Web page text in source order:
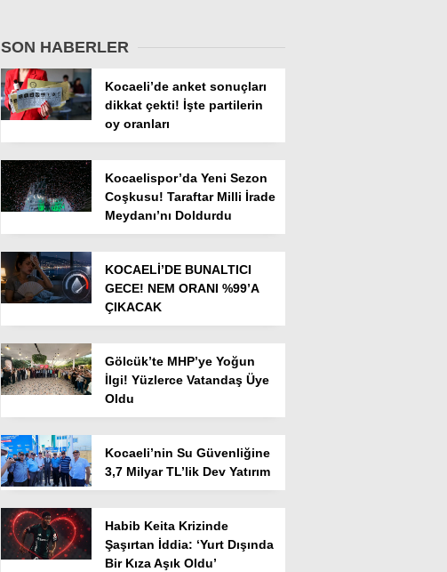
SON HABERLER
Kocaeli’de anket sonuçları
dikkat çekti! İşte partilerin
oy oranları
Kocaelispor’da Yeni Sezon
Coşkusu! Taraftar Milli İrade
Meydanı’nı Doldurdu
KOCAELİ’DE BUNALTICI
GECE! NEM ORANI %99’A
ÇIKACAK
Gölcük’te MHP’ye Yoğun
İlgi! Yüzlerce Vatandaş Üye
Oldu
Kocaeli’nin Su Güvenliğine
3,7 Milyar TL’lik Dev Yatırım
Habib Keita Krizinde
Şaşırtan İddia: ‘Yurt Dışında
Bir Kıza Aşık Oldu’